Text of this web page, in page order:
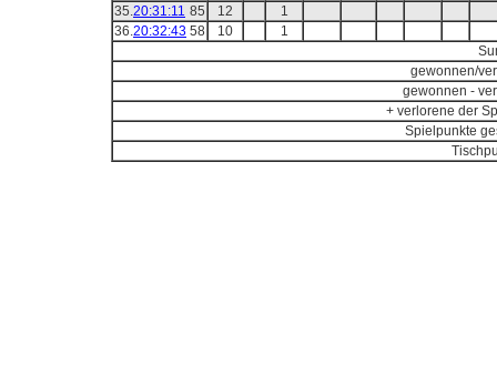
35.20:31:11 85 12
1
36.20:32:43 58 10
1
gewonnen/
gewonnen -
+ verlorene der
Spielpunkte